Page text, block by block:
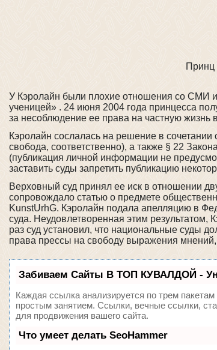
Принц
У Кэролайн были плохие отношения со СМИ и
ученицей» . 24 июня 2004 года принцесса
за несоблюдение ее права на частную жизнь
Кэролайн сослалась на решение в сочетании
свобода, соответственно), а также § 22
(публикация личной информации не
заставить суды запретить публикацию
Верховный суд принял ее иск в отношении
сопровождало статью о предмете
KunstUrhG. Кэролайн подала апелляцию в
суда. Неудовлетворенная этим
раз суд установил, что национальные суды
права прессы на свободу выражения
Забиваем Сайты В ТОП КУВАЛДОЙ -
Каждая ссылка анализируется по трем пакетам
простым занятием. Ссылки, вечные ссылки,
для продвижения вашего сайта.
Что умеет делать SeoHammer